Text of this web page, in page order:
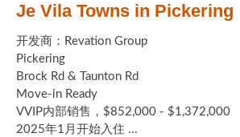
Je Vila Towns in Pickering
开发商：Revation Group
Pickering
Brock Rd & Taunton Rd
Move-in Ready
VVIP内部销售，$852,000 - $1,372,000
2025年1月开始入住 ...